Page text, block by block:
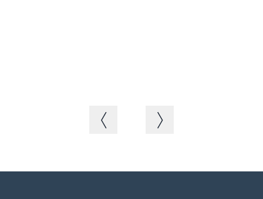
Vorheriges BildNächstes Bild